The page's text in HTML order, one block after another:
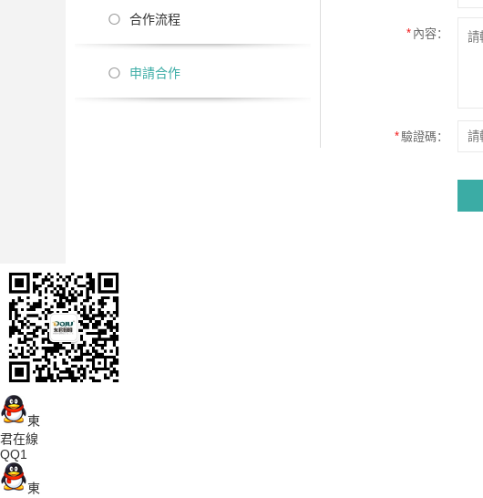
合作流程
申請合作
* 內容：
*驗證碼：
東
君在線
QQ1
東